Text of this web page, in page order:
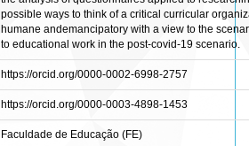
possible ways to think of a critical curricular
humane andemancipatory with a view to the
to educational work in the post-covid-19 scenario.
https://orcid.org/0000-0002-6998-2757
https://orcid.org/0000-0003-4898-1453
Faculdade de Educação (FE)